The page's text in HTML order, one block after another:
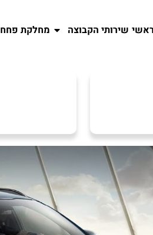
ראשי שירותי הקבוצה מחלקת